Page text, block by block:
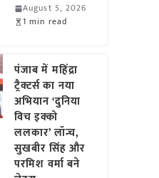
August 5, 2026
1 min read
पंजाब में महिंद्रा
ट्रैक्टर्स का नया
अभियान ‘दुनिया
विच इक्को
ललकार’ लॉन्च,
सुखबीर सिंह और
परमिश वर्मा बने